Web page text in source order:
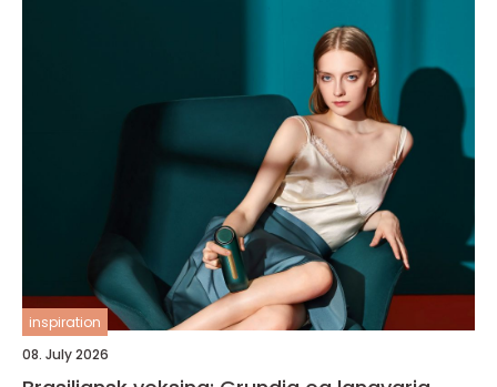
inspiration
08. July 2026